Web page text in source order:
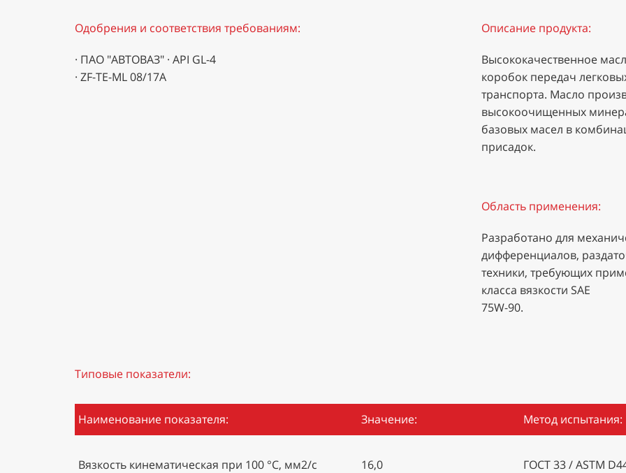
Одобрения и соответствия требованиям:
· ПАО "АВТОВАЗ" · API GL-4
· ZF-TE-ML 08/17A
Описание продукта:
Высококачественное
коробок передач
транспорта. Масло
высокоочищенных
базовых масел в
присадок.
Область применения:
Разработано для
дифференциалов,
техники, требующих
класса вязкости SAE
75W-90.
Типовые показатели:
Наименование показателя:
Вязкость кинематическая при 100 °С, мм2/с
Значение:
16,0
Метод испытания:
ГОСТ 33 / ASTM